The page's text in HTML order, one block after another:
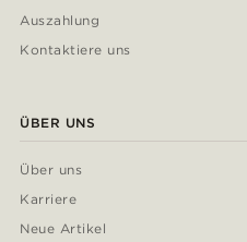
Auszahlung
Kontaktiere uns
ÜBER UNS
Über uns
Karriere
Neue Artikel